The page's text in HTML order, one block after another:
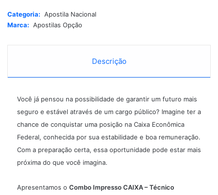
Categoria: Apostila Nacional
Marca: Apostilas Opção
Descrição
Você já pensou na possibilidade de garantir um futuro mais
seguro e estável através de um cargo público? Imagine ter a
chance de conquistar uma posição na Caixa Econômica
Federal, conhecida por sua estabilidade e boa remuneração.
Com a preparação certa, essa oportunidade pode estar mais
próxima do que você imagina.
Apresentamos o Combo Impresso CAIXA – Técnico